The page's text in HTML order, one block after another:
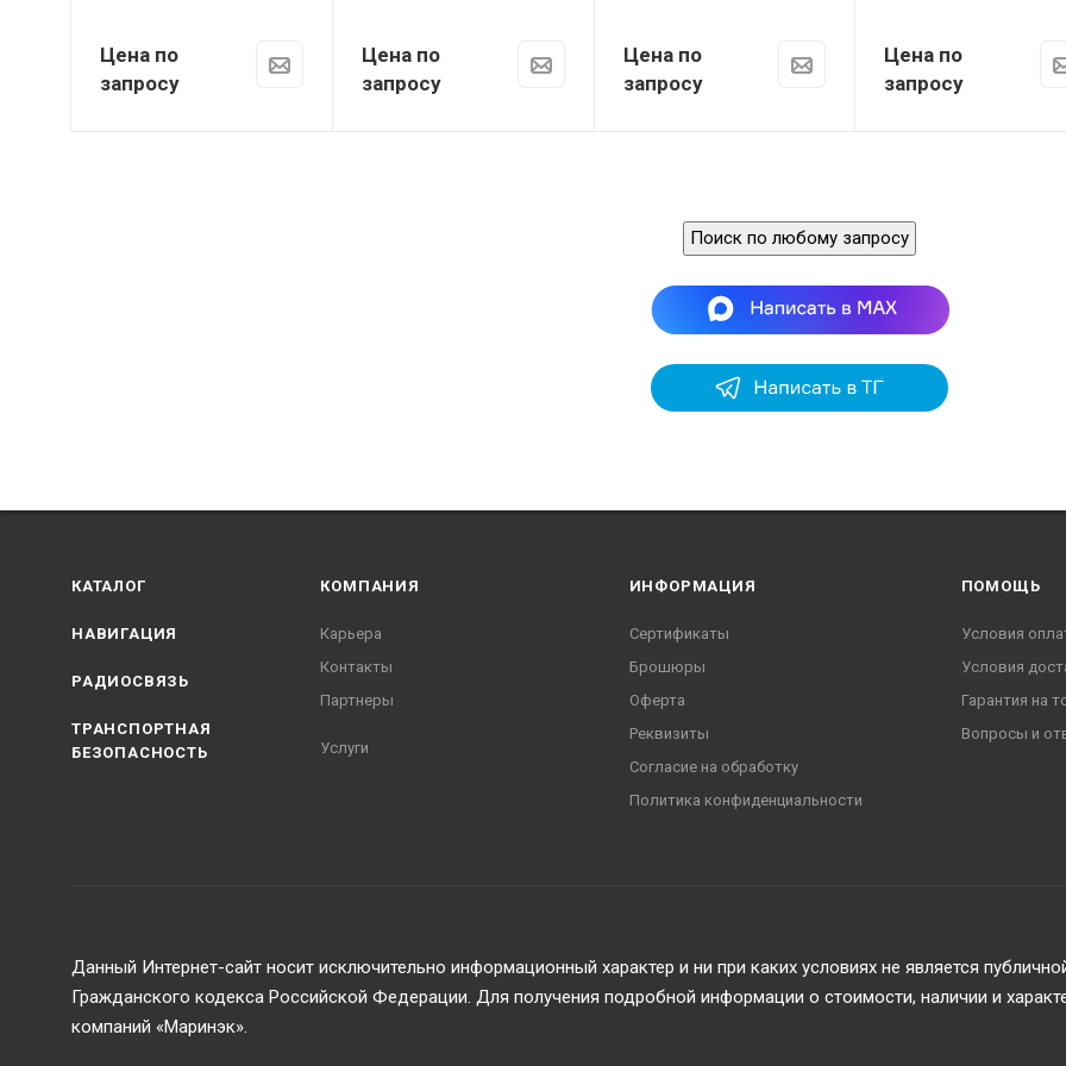
Цена по
запросу
Цена по
запросу
Цена по
запросу
Цена по
запросу
Поиск по любому запросу
КАТАЛОГ
НАВИГАЦИЯ
РАДИОСВЯЗЬ
ТРАНСПОРТНАЯ
БЕЗОПАСНОСТЬ
КОМПАНИЯ
Карьера
Контакты
Партнеры
Услуги
ИНФОРМАЦИЯ
Сертификаты
Брошюры
Оферта
Реквизиты
Согласие на обработку
Политика конфиденциальности
ПОМОЩЬ
Условия
Условия
Гарантия на
Вопросы и
Данный Интернет-сайт носит исключительно информационный характер и ни при каких условиях не является
Гражданского кодекса Российской Федерации. Для получения подробной информации о стоимости, наличии и
компаний «Маринэк».